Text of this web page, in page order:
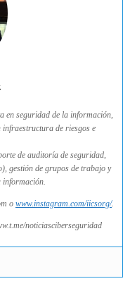
en seguridad de la información,
infraestructura de riesgos e
de auditoría de seguridad,
gestión de grupos de trabajo y
información.
o www.instagram.com/iicsorg/.
noticiasciberseguridad